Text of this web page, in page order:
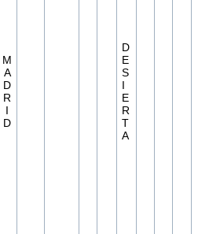
M
A
D
R
I
D
D
E
S
I
E
R
T
A